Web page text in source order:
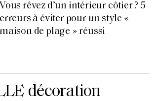
Vous rêvez d’un intérieur côtier ? 5
erreurs à éviter pour un style «
maison de plage » réussi
décoration